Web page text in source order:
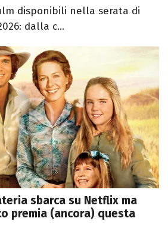
disponibili nella serata di
dalla c...
sbarca su Netflix ma
premia (ancora) questa